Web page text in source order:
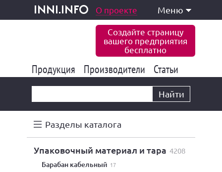
inni.info
и услуги О проекте Меню
Создайте страницу
вашего предприятия
бесплатно
Продукция 177 847
Производители 6 777
Статьи
Найти
Разделы каталога
упаковочный материал и тара 4208
барабан кабельный 17